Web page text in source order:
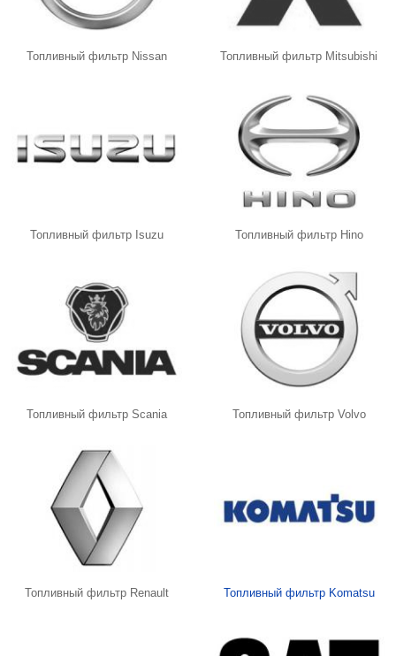
Топливный фильтр Nissan Топливный фильтр Mitsubishi
Топливный фильтр Isuzu Топливный фильтр Hino
Топливный фильтр Scania Топливный фильтр Volvo
Топливный фильтр Renault Топливный фильтр Komatsu